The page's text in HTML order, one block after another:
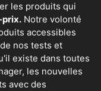
les produits qui
prix. Notre volonté
accessibles
nos tests et
existe dans toutes
, les nouvelles
avec des